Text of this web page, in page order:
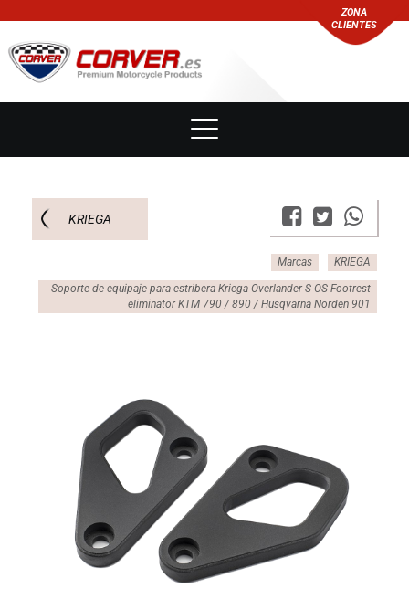
ZONA
CLIENTES
KRIEGA
Marcas KRIEGA
Soporte de equipaje para estribera Kriega Overlander-S OS-Footrest
eliminator KTM 790 / 890 / Husqvarna Norden 901